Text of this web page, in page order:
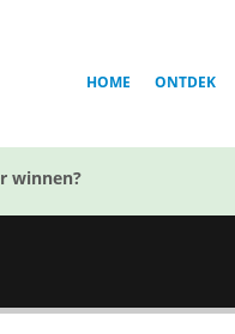
HOME ONTDEK
winnen?